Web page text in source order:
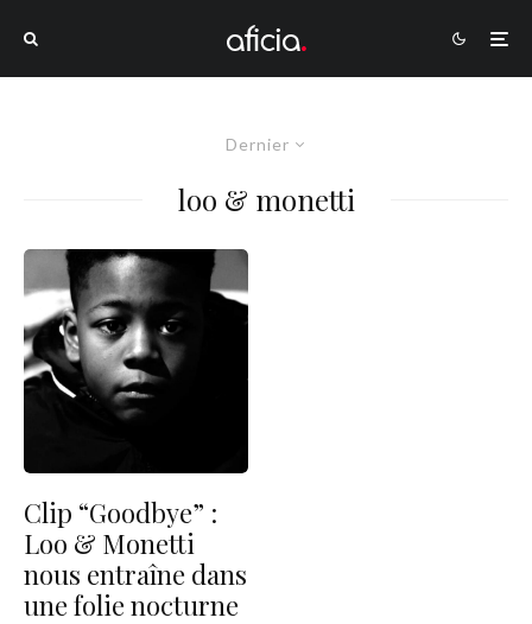
Dernier
loo & monetti
Clip “Goodbye” :
Loo & Monetti
nous entraîne dans
une folie nocturne